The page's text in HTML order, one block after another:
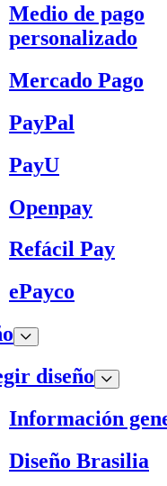
Medio de pago
personalizado
Mercado Pago
PayPal
PayU
Openpay
Refácil Pay
ePayco
diseño
Información
Diseño Brasilia